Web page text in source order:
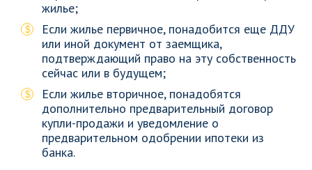
жилье;
Если жилье первичное, понадобится еще ДДУ
или иной документ от заемщика,
подтверждающий право на эту собственность
сейчас или в будущем;
Если жилье вторичное, понадобятся
дополнительно предварительный договор
купли-продажи и уведомление о
предварительном одобрении ипотеки из
банка.